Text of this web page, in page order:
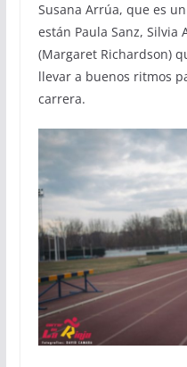
Susana Arrúa, que es
están Paula Sanz, Silvia
(Margaret Richardson)
llevar a buenos ritmos
carrera.